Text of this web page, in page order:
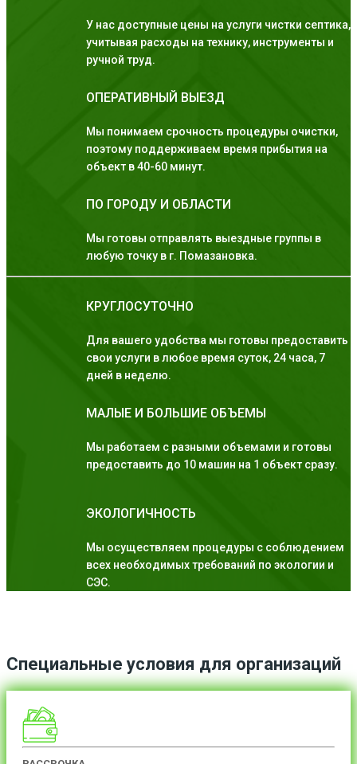
У нас доступные цены на услуги чистки септика,
учитывая расходы на технику, инструменты и
ручной труд.
ОПЕРАТИВНЫЙ ВЫЕЗД
Мы понимаем срочность процедуры очистки,
поэтому поддерживаем время прибытия на
объект в 40-60 минут.
ПО ГОРОДУ И ОБЛАСТИ
Мы готовы отправлять выездные группы в
любую точку в г. Помазановка.
КРУГЛОСУТОЧНО
Для вашего удобства мы готовы предоставить
свои услуги в любое время суток, 24 часа, 7
дней в неделю.
МАЛЫЕ И БОЛЬШИЕ ОБЪЕМЫ
Мы работаем с разными объемами и готовы
предоставить до 10 машин на 1 объект сразу.
ЭКОЛОГИЧНОСТЬ
Мы осуществляем процедуры с соблюдением
всех необходимых требований по экологии и
СЭС.
Специальные условия для организаций